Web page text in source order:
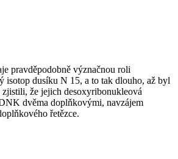
pravděpodobně význačnou roli
isotop dusíku N 15, a to tak dlouho, až byl
že jejich desoxyribonukleová
dvěma doplňkovými, navzájem
řetězce.